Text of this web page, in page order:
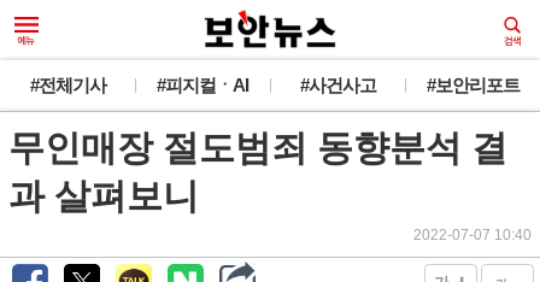
#전체기사 #피지컬ㆍAI #사건사고 #보안리포트
무인매장 절도범죄 동향분석 결
과 살펴보니
2022-07-07 10:40